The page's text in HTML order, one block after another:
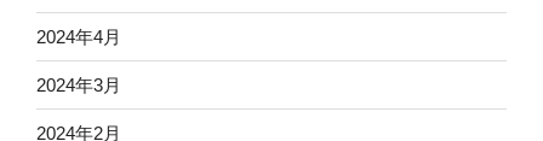
2024年4月
2024年3月
2024年2月